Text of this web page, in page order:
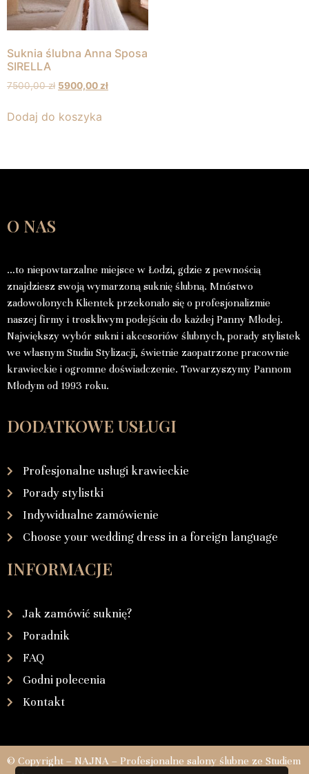
Suknia ślubna Anna Sposa
SIRELLA
7500,00zł 5900,00zł
Dodaj do koszyka
O NAS
…to niepowtarzalne miejsce w Łodzi, gdzie z pewnością
znajdziesz swoją wymarzoną suknię ślubną. Mnóstwo
zadowolonych Klientek przekonało się o profesjonalizmie
naszej firmy i troskliwym podejściu do każdej Panny Młodej.
Największy wybór sukni i akcesoriów ślubnych, porady stylistek
we własnym Studiu Stylizacji, świetnie zaopatrzone pracownie
krawieckie i ogromne doświadczenie. Towarzyszymy Pannom
Młodym od 1993 roku.
DODATKOWE USŁUGI
Profesjonalne usługi krawieckie
Porady stylistki
Indywidualne zamówienie
Choose your wedding dress in a foreign language
INFORMACJE
Jak zamówić suknię?
Poradnik
FAQ
Godni polecenia
Kontakt
© Copyright – NAJNA – Profesjonalne salony ślubne ze Studiem